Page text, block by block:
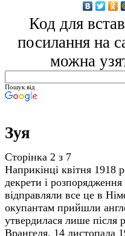
Код для
посилання на
можна
Пошук від
Зуя
Сторінка 2 з 7
Наприкінці квітня 1918
декрети і
відправляли все це в
окупантам прийшли
утвердилася лише після
Врангеля. 14 листопада